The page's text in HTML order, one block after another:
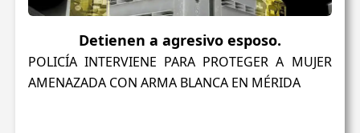
Detienen a agresivo esposo.
POLICÍA INTERVIENE PARA PROTEGER A MUJER
AMENAZADA CON ARMA BLANCA EN MÉRIDA